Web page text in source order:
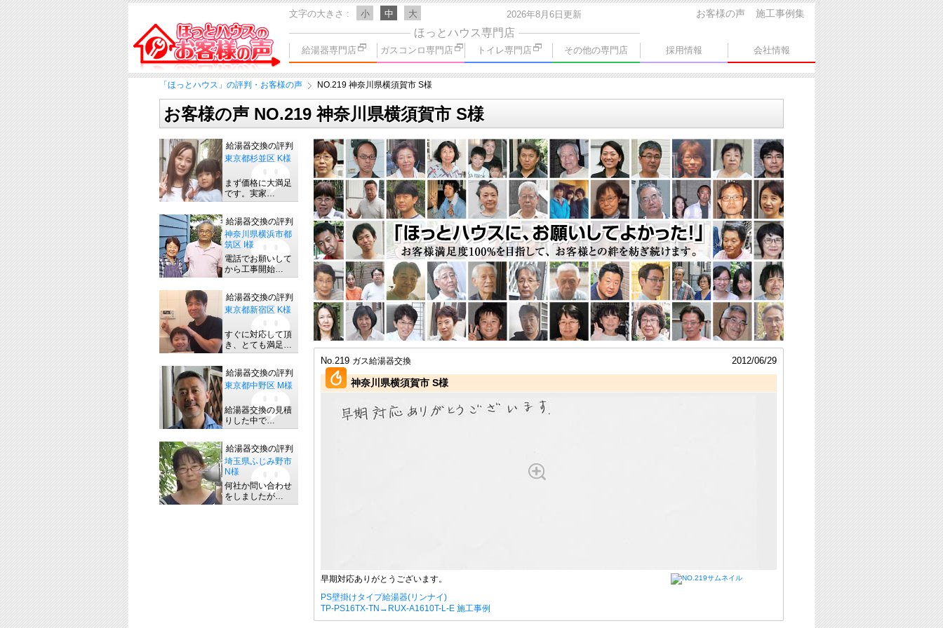
文字の大きさ 小 中 大 2026年8月6日更新 施工事例集
お客様の声
ほっとハウス専門店
給湯器専門店 ガスコンロ専門店 トイレ専門店 その他の専門店 採用情報 会社情報
「ほっとハウス」の評判・お客様の声 NO.219 神奈川県横須賀市 S様
お客様の声 NO.219 神奈川県横須賀市 S様
2012/06/29
No.219 ガス給湯器交換
神奈川県横須賀市 S様
早期対応ありがとうございます。
PS壁掛けタイプ給湯器(リンナイ)
TP-PS16TX-TN→RUX-A1610T-L-E 施工事例
給湯器交換の評判
東京都杉並区 K様
まず価格に大満足
です。実家…
給湯器交換の評判
神奈川県横浜市都
筑区 I様
電話でお願いして
から工事開始…
給湯器交換の評判
東京都新宿区 K様
すぐに対応して頂
き、とても満足…
給湯器交換の評判
東京都中野区 M様
給湯器交換の見積
りした中で…
給湯器交換の評判
埼玉県ふじみ野市
N様
何社か問い合わせ
をしましたが…